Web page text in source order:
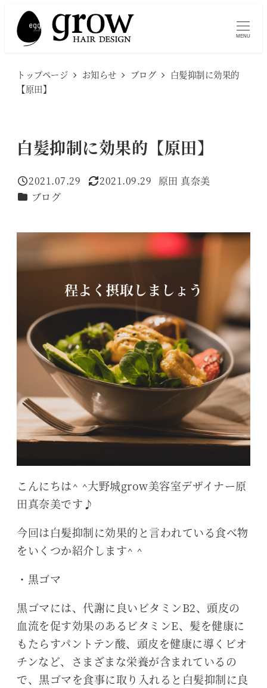
MENU
トップページ お知らせ ブログ
白髪抑制に効果的
【原田】
白髪抑制に効果的【原田】
投稿日
2021.07.29
更新日
2021.09.29
著
原田 真奈美
カテゴリー
ブログ
こんにちは^ ^大野城grow美容室デザイナー原
田真奈美です♪
今回は白髪抑制に効果的と言われている食べ物
をいくつか紹介します^ ^
・黒ゴマ
黒ゴマには、代謝に良いビタミンB2、頭皮の
血流を促す効果のあるビタミンE、髪を健康に
もたらすパントテン酸、頭皮を健康に導くビオ
チンなど、さまざまな栄養が含まれているの
で、黒ゴマを食事に取り入れると白髪抑制に良